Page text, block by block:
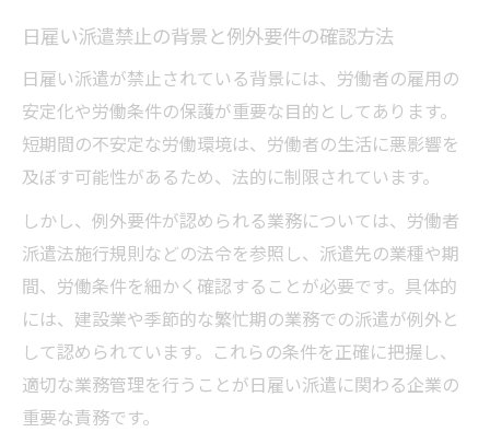
日雇い派遣禁止の背景と例外要件の確認方法
日雇い派遣が禁止されている背景には、労働者の雇用の
安定化や労働条件の保護が重要な目的としてあります。
短期間の不安定な労働環境は、労働者の生活に悪影響を
及ぼす可能性があるため、法的に制限されています。
しかし、例外要件が認められる業務については、労働者
派遣法施行規則などの法令を参照し、派遣先の業種や期
間、労働条件を細かく確認することが必要です。具体的
には、建設業や季節的な繁忙期の業務での派遣が例外と
して認められています。これらの条件を正確に把握し、
適切な業務管理を行うことが日雇い派遣に関わる企業の
重要な責務です。